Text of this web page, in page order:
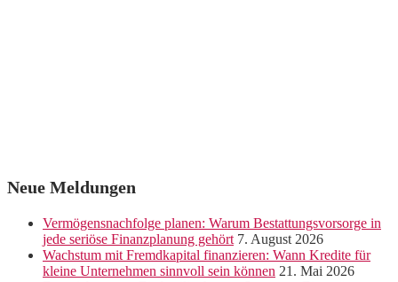
Neue Meldungen
Vermögensnachfolge planen: Warum Bestattungsvorsorge in
jede seriöse Finanzplanung gehört 7. August 2026
Wachstum mit Fremdkapital finanzieren: Wann Kredite für
kleine Unternehmen sinnvoll sein können 21. Mai 2026